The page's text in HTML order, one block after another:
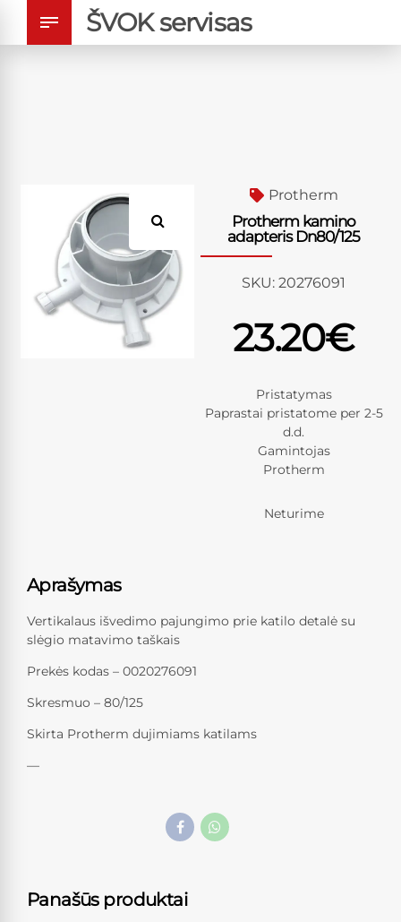
ŠVOK servisas
Protherm
Protherm kamino
adapteris Dn80/125
SKU: 20276091
23.20€
Pristatymas
Paprastai pristatome per 2-5
d.d.
Gamintojas
Protherm
Neturime
Aprašymas
Vertikalaus išvedimo pajungimo prie katilo detalė su
slėgio matavimo taškais
Prekės kodas – 0020276091
Skresmuo – 80/125
Skirta Protherm dujimiams katilams
—
Panašūs produktai